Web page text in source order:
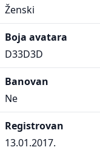
Ženski
Boja avatara
D33D3D
Banovan
Ne
Registrovan
13.01.2017.